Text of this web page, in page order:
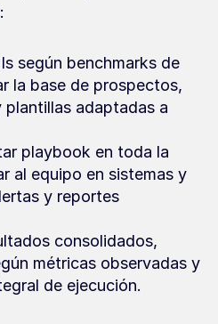
según benchmarks de
la base de prospectos,
adaptadas a
playbook en toda la
al equipo en sistemas y
y reportes
consolidados,
métricas observadas y
de ejecución.